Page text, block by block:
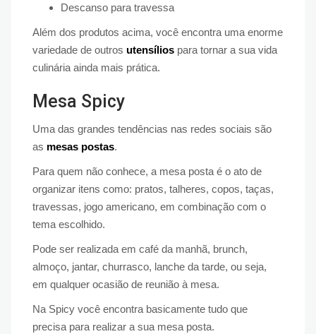
Descanso para travessa
Além dos produtos acima, você encontra uma enorme
variedade de outros utensílios para tornar a sua vida
culinária ainda mais prática.
Mesa Spicy
Uma das grandes tendências nas redes sociais são
as mesas postas.
Para quem não conhece, a mesa posta é o ato de
organizar itens como: pratos, talheres, copos, taças,
travessas, jogo americano, em combinação com o
tema escolhido.
Pode ser realizada em café da manhã, brunch,
almoço, jantar, churrasco, lanche da tarde, ou seja,
em qualquer ocasião de reunião à mesa.
Na Spicy você encontra basicamente tudo que
precisa para realizar a sua mesa posta.